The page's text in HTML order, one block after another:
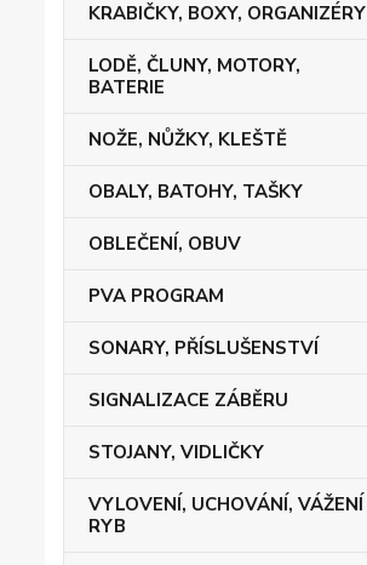
KRABIČKY, BOXY, ORGANIZÉRY
LODĚ, ČLUNY, MOTORY,
BATERIE
NOŽE, NŮŽKY, KLEŠTĚ
OBALY, BATOHY, TAŠKY
OBLEČENÍ, OBUV
PVA PROGRAM
SONARY, PŘÍSLUŠENSTVÍ
SIGNALIZACE ZÁBĚRU
STOJANY, VIDLIČKY
VYLOVENÍ, UCHOVÁNÍ, VÁŽENÍ
RYB